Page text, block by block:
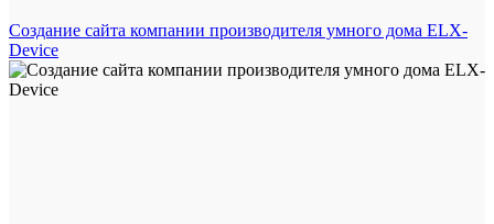
Создание сайта компании производителя умного дома ELX-
Device